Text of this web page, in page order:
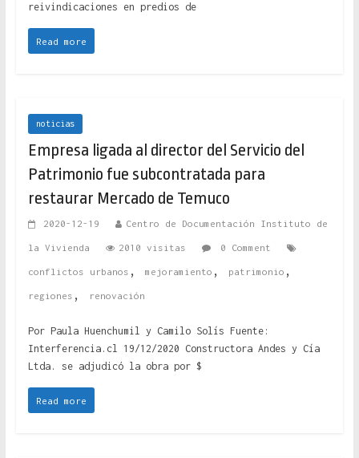
reivindicaciones en predios de
Read more
noticias
Empresa ligada al director del Servicio del
Patrimonio fue subcontratada para
restaurar Mercado de Temuco
2020-12-19 Centro de Documentación Instituto de
la Vivienda 2010 visitas 0 Comment
conflictos urbanos , mejoramiento , patrimonio ,
regiones , renovación
Por Paula Huenchumil y Camilo Solís Fuente:
Interferencia.cl 19/12/2020 Constructora Andes y Cía
Ltda. se adjudicó la obra por $
Read more